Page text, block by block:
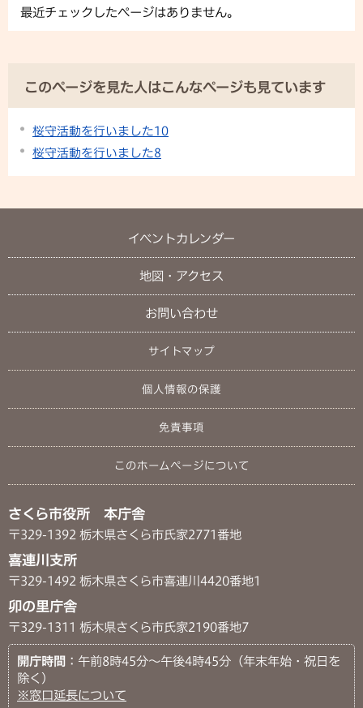
最近チェックしたページはありません。
このページを見た人はこんなページも見ています
桜守活動を行いました10
桜守活動を行いました8
イベントカレンダー
地図・アクセス
お問い合わせ
サイトマップ
個人情報の保護
免責事項
このホームページについて
さくら市役所 本庁舎
〒329-1392 栃木県さくら市氏家2771番地
喜連川支所
〒329-1492 栃木県さくら市喜連川4420番地1
卯の里庁舎
〒329-1311 栃木県さくら市氏家2190番地7
開庁時間 ：午前8時45分～午後4時45分（年末年始・祝日を
除く）
※窓口延長について